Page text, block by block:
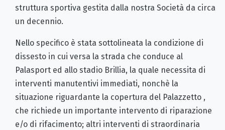
struttura sportiva gestita dalla nostra Società da circa
un decennio.
Nello specifico è stata sottolineata la condizione di
dissesto in cui versa la strada che conduce al
Palasport ed allo stadio Brillia, la quale necessita di
interventi manutentivi immediati, nonchè la
situazione riguardante la copertura del Palazzetto ,
che richiede un importante intervento di riparazione
e/o di rifacimento; altri interventi di straordinaria